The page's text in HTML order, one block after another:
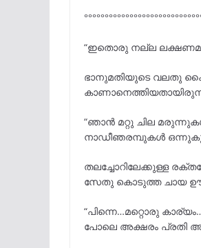
“ഇതൊരു നല്ല
ഭാനുമതിയുടെ വലതു
“ഞാൻ മറ്റു ചില
നാഡീഞരമ്പുകൾ
തലച്ചോറിലേക്കുള്ള
സേതു കൊടുത്ത ചായ
“പിന്നെ…മറ്റൊരു
പോലെ അക്ഷരം പ്രതി